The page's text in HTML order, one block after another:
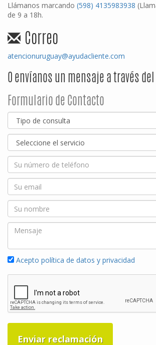
Llámanos marcando (598) 4135983938
de 9 a 18h.
Correo
atencionuruguay@ayudacliente.com
O envíanos un mensaje a través
Formulario de Contacto
Acepto política de datos y privacidad